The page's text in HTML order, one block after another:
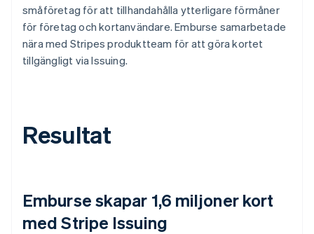
småföretag för att tillhandahålla ytterligare förmåner
för företag och kortanvändare. Emburse samarbetade
nära med Stripes produktteam för att göra kortet
tillgängligt via Issuing.
Resultat
Emburse skapar 1,6 miljoner kort
med Stripe Issuing